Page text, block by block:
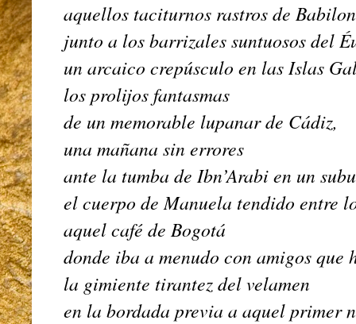
aquellos taciturnos rastros de
junto a los barrizales suntuosos del
un arcaico crepúsculo en las Islas
los prolijos fantasmas
de un memorable lupanar de Cádiz,
una mañana sin errores
ante la tumba de Ibn’Arabi en un
el cuerpo de Manuela tendido entre
aquel café de Bogotá
donde iba a menudo con amigos que
la gimiente tirantez del velamen
en la bordada previa a aquel primer